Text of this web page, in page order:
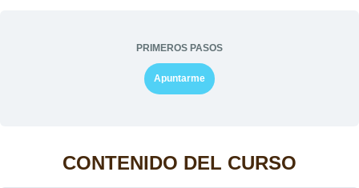
PRIMEROS PASOS
Apuntarme
CONTENIDO DEL CURSO